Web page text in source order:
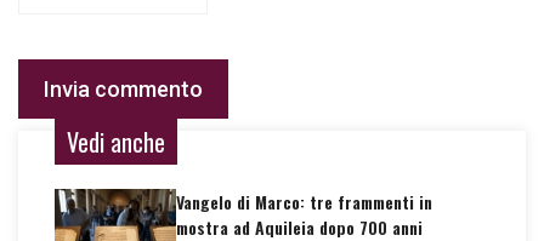
Vedi anche
Vangelo di Marco: tre frammenti in
mostra ad Aquileia dopo 700 anni